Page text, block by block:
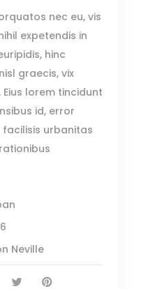
nec eu, vis
expetendis in
hinc
graecis, vix
lorem tincidunt
id, error
facilisis urbanitas
Neville